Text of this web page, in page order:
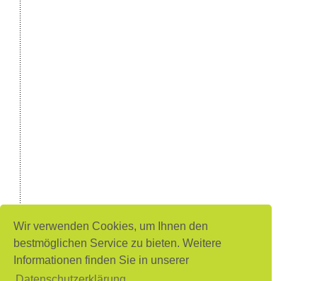
Wir verwenden Cookies, um Ihnen den
bestmöglichen Service zu bieten. Weitere
Informationen finden Sie in unserer